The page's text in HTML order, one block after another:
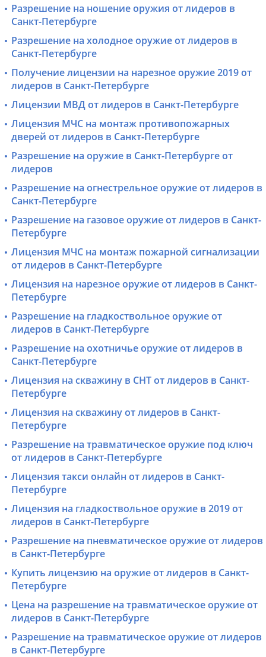
Разрешение на ношение оружия от лидеров в
Санкт-Петербурге
Разрешение на холодное оружие от лидеров в
Санкт-Петербурге
Получение лицензии на нарезное оружие 2019 от
лидеров в Санкт-Петербурге
Лицензии МВД от лидеров в Санкт-Петербурге
Лицензия МЧС на монтаж противопожарных
дверей от лидеров в Санкт-Петербурге
Разрешение на оружие в Санкт-Петербурге от
лидеров
Разрешение на огнестрельное оружие от лидеров в
Санкт-Петербурге
Разрешение на газовое оружие от лидеров в Санкт-
Петербурге
Лицензия МЧС на монтаж пожарной сигнализации
от лидеров в Санкт-Петербурге
Лицензия на нарезное оружие от лидеров в Санкт-
Петербурге
Разрешение на гладкоствольное оружие от
лидеров в Санкт-Петербурге
Разрешение на охотничье оружие от лидеров в
Санкт-Петербурге
Лицензия на скважину в СНТ от лидеров в Санкт-
Петербурге
Лицензия на скважину от лидеров в Санкт-
Петербурге
Разрешение на травматическое оружие под ключ
от лидеров в Санкт-Петербурге
Лицензия такси онлайн от лидеров в Санкт-
Петербурге
Лицензия на гладкоствольное оружие в 2019 от
лидеров в Санкт-Петербурге
Разрешение на пневматическое оружие от лидеров
в Санкт-Петербурге
Купить лицензию на оружие от лидеров в Санкт-
Петербурге
Цена на разрешение на травматическое оружие от
лидеров в Санкт-Петербурге
Разрешение на травматическое оружие от лидеров
в Санкт-Петербурге